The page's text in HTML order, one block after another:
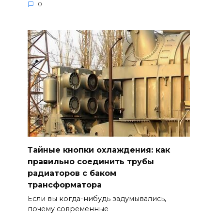
0
Тайные кнопки охлаждения: как
правильно соединить трубы
радиаторов с баком
трансформатора
Если вы когда-нибудь задумывались,
почему современные